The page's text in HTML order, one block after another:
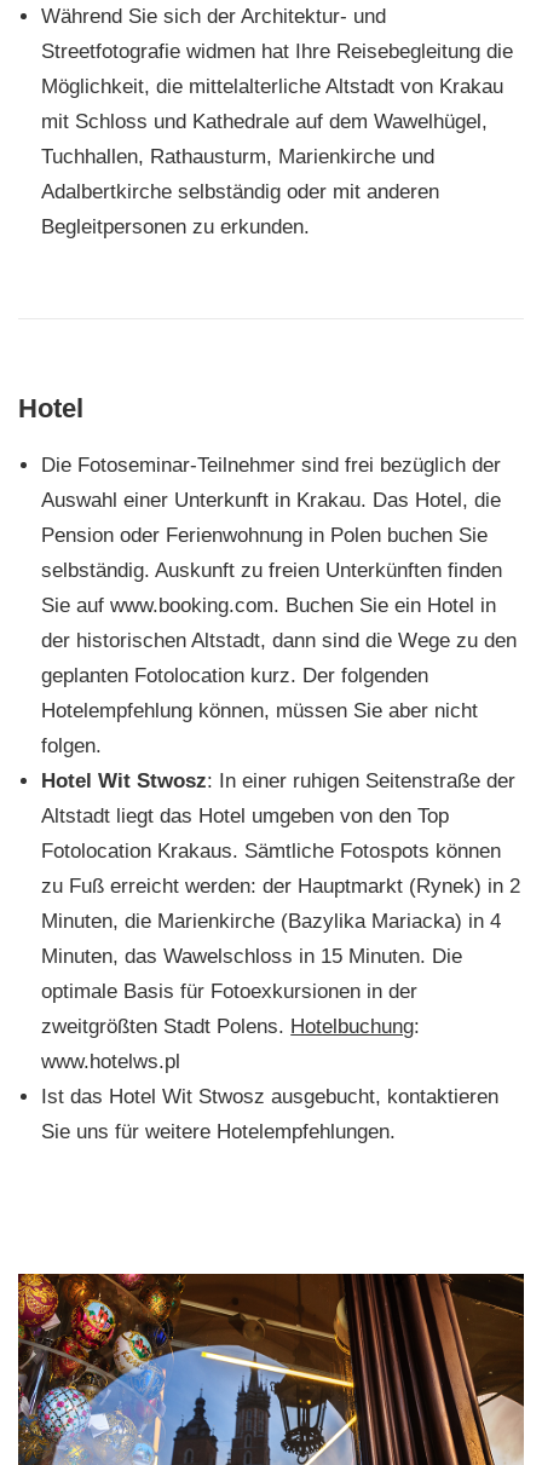
Während Sie sich der Architektur- und
Streetfotografie widmen hat Ihre Reisebegleitung die
Möglichkeit, die mittelalterliche Altstadt von Krakau
mit Schloss und Kathedrale auf dem Wawelhügel,
Tuchhallen, Rathausturm, Marienkirche und
Adalbertkirche selbständig oder mit anderen
Begleitpersonen zu erkunden.
Hotel
Die Fotoseminar-Teilnehmer sind frei bezüglich der
Auswahl einer Unterkunft in Krakau. Das Hotel, die
Pension oder Ferienwohnung in Polen buchen Sie
selbständig. Auskunft zu freien Unterkünften finden
Sie auf www.booking.com. Buchen Sie ein Hotel in
der historischen Altstadt, dann sind die Wege zu den
geplanten Fotolocation kurz. Der folgenden
Hotelempfehlung können, müssen Sie aber nicht
folgen.
Hotel Wit Stwosz: In einer ruhigen Seitenstraße der
Altstadt liegt das Hotel umgeben von den Top
Fotolocation Krakaus. Sämtliche Fotospots können
zu Fuß erreicht werden: der Hauptmarkt (Rynek) in 2
Minuten, die Marienkirche (Bazylika Mariacka) in 4
Minuten, das Wawelschloss in 15 Minuten. Die
optimale Basis für Fotoexkursionen in der
zweitgrößten Stadt Polens. Hotelbuchung:
www.hotelws.pl
Ist das Hotel Wit Stwosz ausgebucht, kontaktieren
Sie uns für weitere Hotelempfehlungen.